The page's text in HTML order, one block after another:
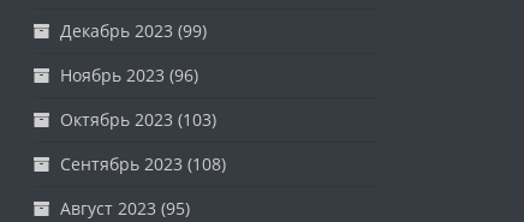
Декабрь 2023 (99)
Ноябрь 2023 (96)
Октябрь 2023 (103)
Сентябрь 2023 (108)
Август 2023 (95)